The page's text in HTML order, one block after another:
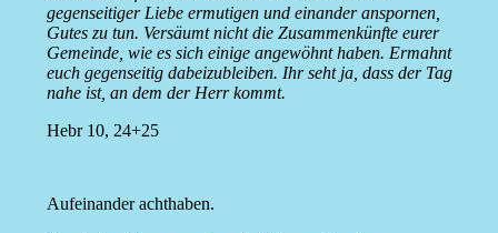
gegenseitiger Liebe ermutigen und einander anspornen,
Gutes zu tun. Versäumt nicht die Zusammenkünfte eurer
Gemeinde, wie es sich einige angewöhnt haben. Ermahnt
euch gegenseitig dabeizubleiben. Ihr seht ja, dass der Tag
nahe ist, an dem der Herr kommt.
Hebr 10, 24+25
Aufeinander achthaben.